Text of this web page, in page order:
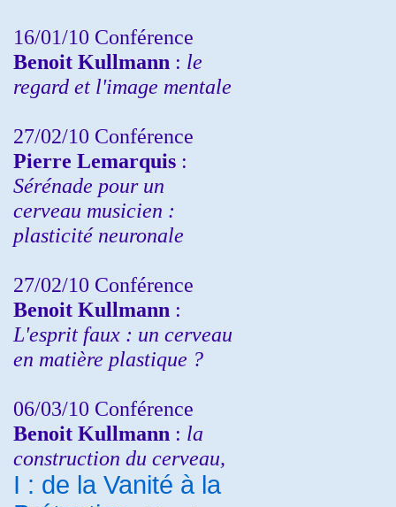
16/01/10 Conférence
Benoit Kullmann : le
regard et l'image mentale
27/02/10 Conférence
Pierre Lemarquis :
Sérénade pour un
cerveau musicien :
plasticité neuronale
27/02/10 Conférence
Benoit Kullmann :
L'esprit faux : un cerveau
en matière plastique ?
06/03/10 Conférence
Benoit Kullmann : la
construction du cerveau,
I : de la Vanité à la